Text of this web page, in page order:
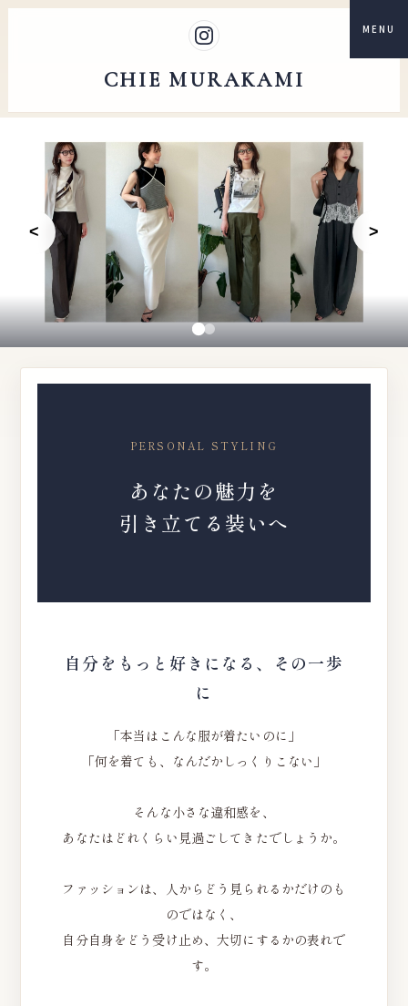
CHIE MURAKAMI
MENU
PERSONAL STYLING
あなたの魅力を
引き立てる装いへ
自分をもっと好きになる、その一歩
に
「本当はこんな服が着たいのに」
「何を着ても、なんだかしっくりこない」
そんな小さな違和感を、
あなたはどれくらい見過ごしてきたでしょうか。
ファッションは、人からどう見られるかだけのも
のではなく、
自分自身をどう受け止め、大切にするかの表れで
す。